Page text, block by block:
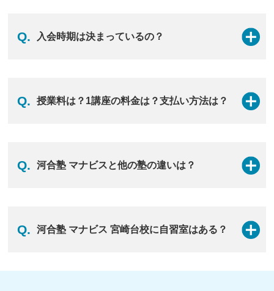
Q. 入会時期は決まっているの？
学年・学期を問わず、いつどの
レベルからでも授業をスタートさせることが可能です。
Q. 授業料は？1講座の料金は？支払い方法は？
2.学習サポート料 【月額6,600円（税込）】：毎月いた
だく費用です。
Q. 河合塾 マナビスと他の塾の違いは？
に、目標を立てて学習の課題を解決できるので、最短ル
1. 大学受験専門の塾だから、受験に備えて的確で無駄の
Q. 河合塾 マナビス 宮崎台校に自習室はある？
A.
河合塾 マナビス 宮崎台校では、みなさんの学習を誘惑